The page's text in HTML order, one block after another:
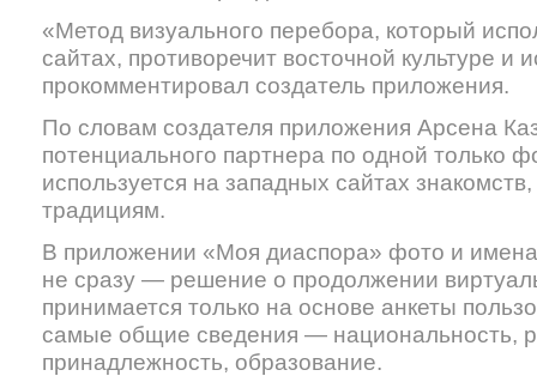
«Метод визуального перебора, который
сайтах, противоречит восточной культуре
прокомментировал создатель приложения.
По словам создателя приложения Арсена
потенциального партнера по одной только
используется на западных сайтах
традициям.
В приложении «Моя диаспора» фото и
не сразу — решение о продолжении
принимается только на основе анкеты
самые общие сведения — национальность,
принадлежность, образование.